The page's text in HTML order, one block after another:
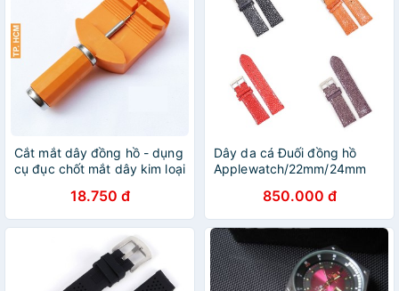
Cắt mắt dây đồng hồ - dụng
cụ đục chốt mắt dây kim loại
18.750 đ
Dây da cá Đuối đồng hồ
Applewatch/22mm/24mm
850.000 đ